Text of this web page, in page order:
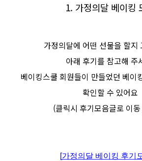
1. 가정의달 베이킹
가정의달에 어떤 선물을 할지
아래 후기를 참고해 주
베이킹스쿨 회원들이 만들었던 베이
확인할 수 있어요
(클릭시 후기모음글로 이
[가정의달 베이킹 후기